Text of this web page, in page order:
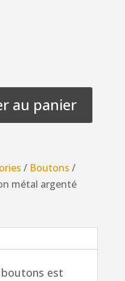
au panier
/ Boutons /
métal argenté
est